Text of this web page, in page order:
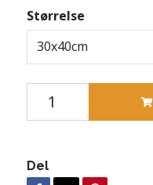
Størrelse
30x40cm
Del